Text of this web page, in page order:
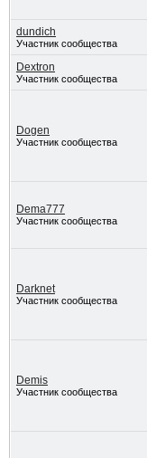
dundich
Участник сообщества
Dextron
Участник сообщества
Dogen
Участник сообщества
Dema777
Участник сообщества
Darknet
Участник сообщества
Demis
Участник сообщества